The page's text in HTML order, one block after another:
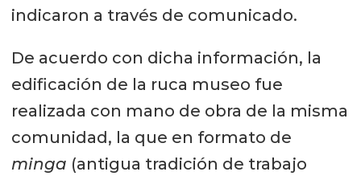
indicaron a través de comunicado.
De acuerdo con dicha información, la
edificación de la ruca museo fue
realizada con mano de obra de la misma
comunidad, la que en formato de
minga (antigua tradición de trabajo